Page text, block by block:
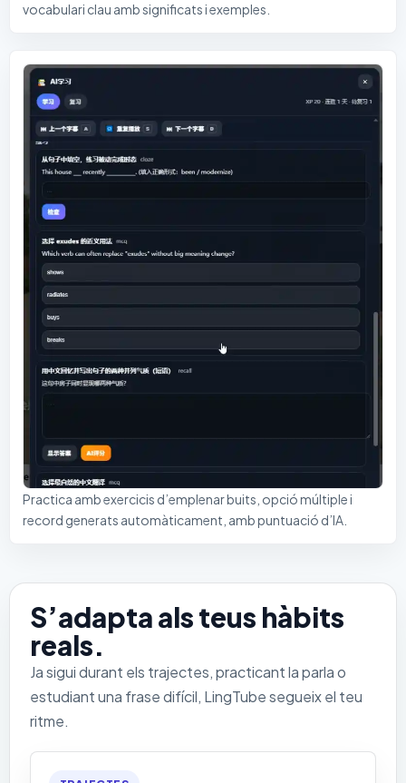
vocabulari clau amb significats i exemples.
Practica amb exercicis d’emplenar buits, opció múltiple i
record generats automàticament, amb puntuació d’IA.
S’adapta als teus hàbits
reals.
Ja sigui durant els trajectes, practicant la parla o
estudiant una frase difícil, LingTube segueix el teu
ritme.